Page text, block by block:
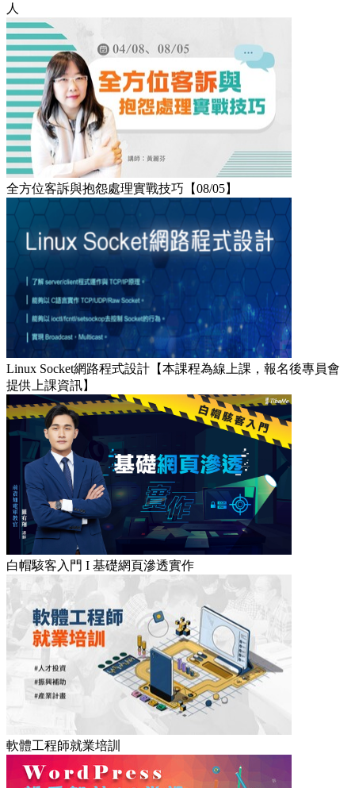
人
全方位客訴與抱怨處理實戰技巧【08/05】
Linux Socket網路程式設計【本課程為線上課，報名後專員會
提供上課資訊】
白帽駭客入門 I 基礎網頁滲透實作
軟體工程師就業培訓